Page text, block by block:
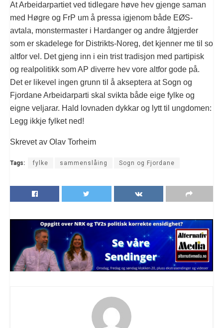
At Arbeidarpartiet ved tidlegare høve hev gjenge saman
med Høgre og FrP um å pressa igjenom både EØS-
avtala, monstermaster i Hardanger og andre åtgjerder
som er skadelege for Distrikts-Noreg, det kjenner me til so
altfor vel. Det gjeng inn i ein trist tradisjon med partipisk
og realpolitikk som AP diverre hev vore altfor gode på.
Det er likevel ingen grunn til å akseptera at Sogn og
Fjordane Arbeidarparti skal svikta både eige fylke og
eigne veljarar. Hald lovnaden dykkar og lytt til ungdomen:
Legg ikkje fylket ned!
Skrevet av Olav Torheim
Tags: fylke sammenslåing Sogn og Fjordane